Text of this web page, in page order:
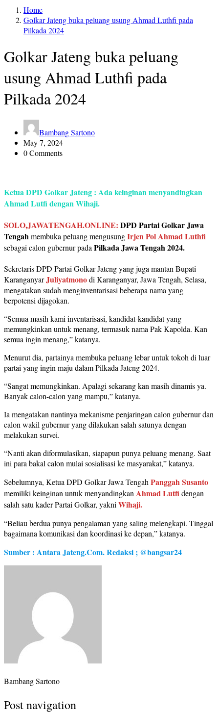
Home
Golkar Jateng buka peluang usung Ahmad Luthfi pada
Pilkada 2024
Golkar Jateng buka peluang
usung Ahmad Luthfi pada
Pilkada 2024
Bambang Sartono
May 7, 2024
0 Comments
Ketua DPD Golkar Jateng : Ada keinginan menyandingkan
Ahmad Lutfi dengan Wihaji.
SOLO,JAWATENGAH.ONLINE: DPD Partai Golkar Jawa
Tengahmembuka peluang mengusungIrjen Pol Ahmad Luthfi
sebagai calon gubernur pada Pilkada Jawa Tengah 2024.
Sekretaris DPD Partai Golkar Jateng yang juga mantan Bupati
KaranganyarJuliyatmonodi Karanganyar, Jawa Tengah, Selasa,
mengatakan sudah menginventarisasi beberapa nama yang
berpotensi dijagokan.
“Semua masih kami inventarisasi, kandidat-kandidat yang
memungkinkan untuk menang, termasuk nama Pak Kapolda. Kan
semua ingin menang,” katanya.
Menurut dia, partainya membuka peluang lebar untuk tokoh di luar
partai yang ingin maju dalam Pilkada Jateng 2024.
“Sangat memungkinkan. Apalagi sekarang kan masih dinamis ya.
Banyak calon-calon yang mampu,” katanya.
Ia mengatakan nantinya mekanisme penjaringan calon gubernur dan
calon wakil gubernur yang dilakukan salah satunya dengan
melakukan survei.
“Nanti akan diformulasikan, siapapun punya peluang menang. Saat
ini para bakal calon mulai sosialisasi ke masyarakat,” katanya.
Sebelumnya, Ketua DPD Golkar Jawa TengahPanggah Susanto
memiliki keinginan untuk menyandingkanAhmad Lutfidengan
salah satu kader Partai Golkar, yakniWihaji.
“Beliau berdua punya pengalaman yang saling melengkapi. Tinggal
bagaimana komunikasi dan koordinasi ke depan,” katanya.
Sumber : Antara Jateng.Com. Redaksi ; @bangsar24
Bambang Sartono
Post navigation